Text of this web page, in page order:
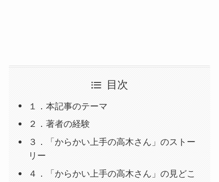
目次
１．本記事のテーマ
２．著者の経験
３．「からかい上手の高木さん」のストー
リー
４．「からかい上手の高木さん」の見どこ